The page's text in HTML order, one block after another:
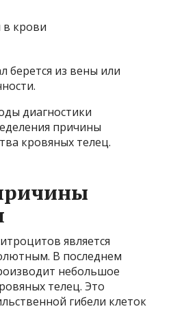
берется из вены или
диагностики
причины
кровяных телец.
является
В последнем
небольшое
телец. Это
гибели клеток